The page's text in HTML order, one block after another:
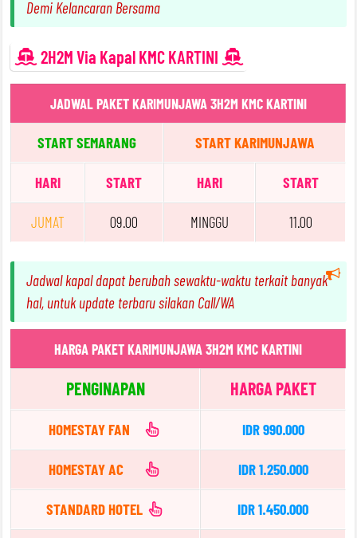
Demi Kelancaran Bersama
2H2M Via Kapal KMC KARTINI
JADWAL PAKET KARIMUNJAWA 3H2M KMC KARTINI
START SEMARANG START KARIMUNJAWA
HARI START HARI START
JUMAT 09.00 MINGGU 11.00
Jadwal kapal dapat berubah sewaktu-waktu terkait banyak
hal, untuk update terbaru silakan Call/WA
HARGA PAKET KARIMUNJAWA 3H2M KMC KARTINI
PENGINAPAN HARGA PAKET
HOMESTAY FAN IDR 990.000
HOMESTAY AC IDR 1.250.000
STANDARD HOTEL IDR 1.450.000